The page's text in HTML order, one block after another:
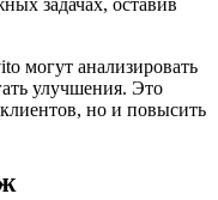
задачах, оставив
могут анализировать
улучшения. Это
но и повысить